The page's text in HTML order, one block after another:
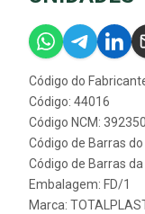
Código do
Código: 44016
Código NCM:
Código de Barras
Código de Barras
Embalagem: FD/1
Marca: